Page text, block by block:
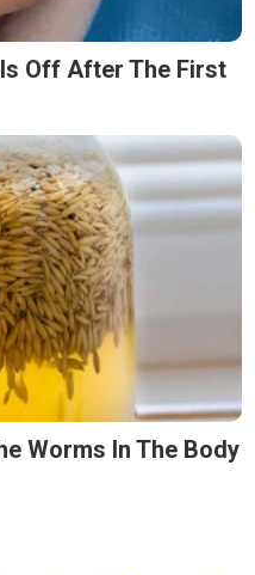
Off After The First
Worms In The Body